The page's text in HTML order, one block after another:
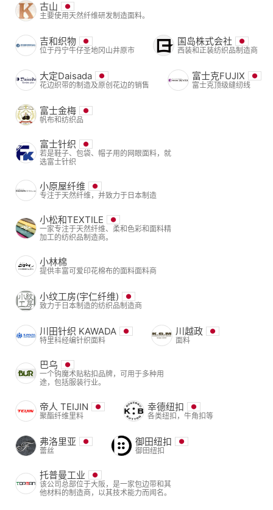
古山
主要使用天然纤维研发制造面料。
吉和织物
位于丹宁牛仔圣地冈山井原市
国岛株式会社
西装和正装纺织品制造商
大定Daisada
花边织带的制造及原创花边的销售
富士克FUJIX
富士克顶级缝纫线
富士金梅
帆布和纺织品
富士针织
若是鞋子、包袋、帽子用的网眼面料，就
选富士针织
小原屋纤维
专注于天然纤维，并致力于日本制造
小松和TEXTILE
一家专注于天然纤维、柔和色彩和面料精
加工的纺织品制造商。
小林棉
提供丰富可爱印花棉布的面料面料商
小纹工房(宇仁纤维)
致力于日本制造的纺织品制造商
川田针织 KAWADA
特里科经编针织面料
川越政
面料
巴乌
一个钩魔术贴粘扣品牌，可用于多种用
途，包括服装行业。
帝人 TEIJIN
聚酯纤维里料
幸德纽扣
各类纽扣，牛角扣等
弗洛里亚
蕾丝
御田纽扣
御田纽扣
托普曼工业
该公司总部位于大阪，是一家包边带和其
他材料的制造商，以其技术能力而闻名。